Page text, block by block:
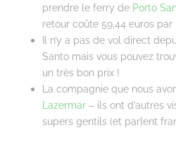
prendre le ferry de Porto
retour coûte 59,44 euros par
Il n’y a pas de vol direct
Santo mais vous pouvez
un très bon prix !
La compagnie que nous
Lazermar – ils ont d’autres
supers gentils (et parlent